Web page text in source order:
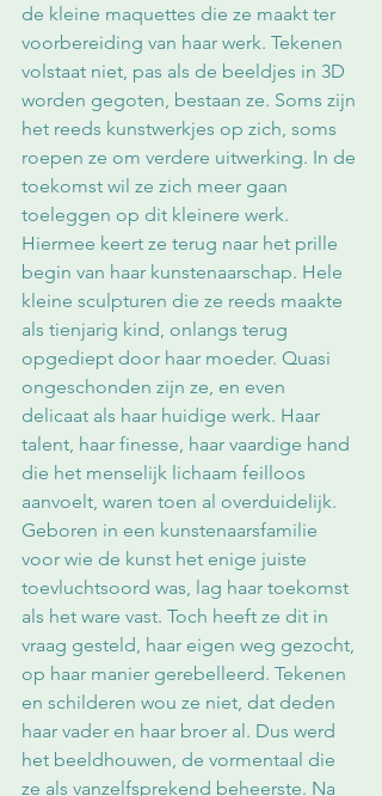
de kleine maquettes die ze maakt ter
voorbereiding van haar werk. Tekenen
volstaat niet, pas als de beeldjes in 3D
worden gegoten, bestaan ze. Soms zijn
het reeds kunstwerkjes op zich, soms
roepen ze om verdere uitwerking. In de
toekomst wil ze zich meer gaan
toeleggen op dit kleinere werk.
Hiermee keert ze terug naar het prille
begin van haar kunstenaarschap. Hele
kleine sculpturen die ze reeds maakte
als tienjarig kind, onlangs terug
opgediept door haar moeder. Quasi
ongeschonden zijn ze, en even
delicaat als haar huidige werk. Haar
talent, haar finesse, haar vaardige hand
die het menselijk lichaam feilloos
aanvoelt, waren toen al overduidelijk.
Geboren in een kunstenaarsfamilie
voor wie de kunst het enige juiste
toevluchtsoord was, lag haar toekomst
als het ware vast. Toch heeft ze dit in
vraag gesteld, haar eigen weg gezocht,
op haar manier gerebelleerd. Tekenen
en schilderen wou ze niet, dat deden
haar vader en haar broer al. Dus werd
het beeldhouwen, de vormentaal die
ze als vanzelfsprekend beheerste. Na